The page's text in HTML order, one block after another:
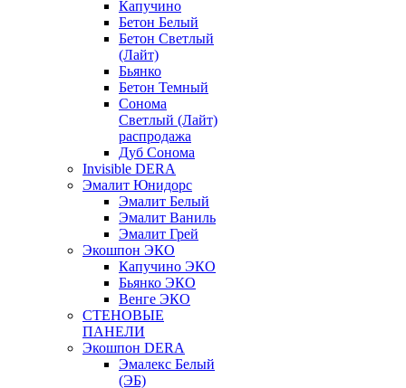
Капучино
Бетон Белый
Бетон Светлый
(Лайт)
Бьянко
Бетон Темный
Сонома
Светлый (Лайт)
распродажа
Дуб Сонома
Invisible DERA
Эмалит Юнидорс
Эмалит Белый
Эмалит Ваниль
Эмалит Грей
Экошпон ЭКО
Капучино ЭКО
Бьянко ЭКО
Венге ЭКО
СТЕНОВЫЕ
ПАНЕЛИ
Экошпон DERA
Эмалекс Белый
(ЭБ)